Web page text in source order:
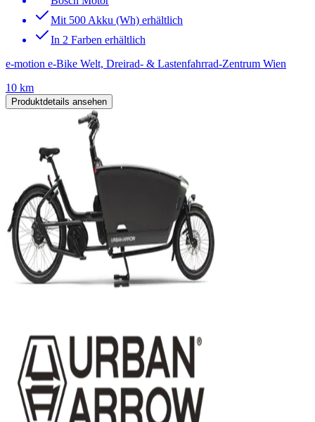
Mit 500 Akku (Wh) erhältlich
In 2 Farben erhältlich
e-motion e-Bike Welt, Dreirad- & Lastenfahrrad-Zentrum Wien
10 km
Produktdetails ansehen